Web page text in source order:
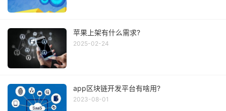
苹果上架有什么需求?
2025-02-24
app区块链开发平台有啥用?
2023-08-01